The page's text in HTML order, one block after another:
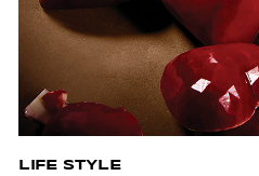
LIFE STYLE